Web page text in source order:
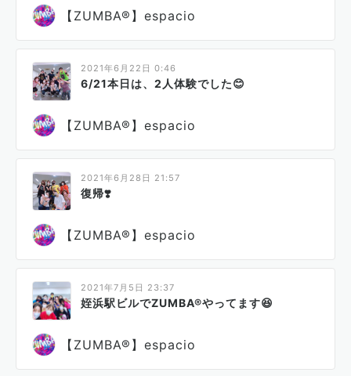
【ZUMBA®】espacio
2021年6月22日 0:46
6/21本日は、2人体験でした😊
【ZUMBA®】espacio
2021年6月28日 21:57
復帰❣️
【ZUMBA®】espacio
2021年7月5日 23:37
姪浜駅ビルでZUMBA®やってます😆
【ZUMBA®】espacio